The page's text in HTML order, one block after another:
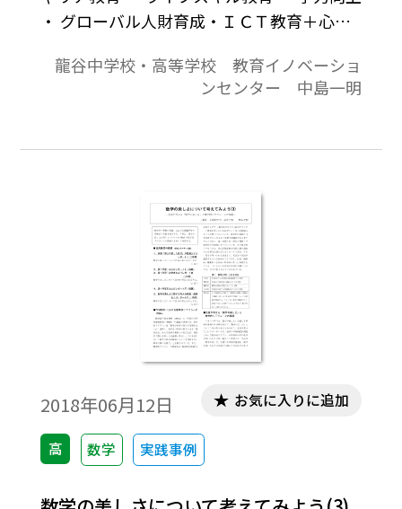
・ グローバル人財育成・ＩＣＴ教育＋心の
要となる 「人間力」 を培っています。本稿
では、本校での実践を紹介します。
龍谷中学校・高等学校 教育イノベーショ
ンセンター 中島一明
2018年06月12日
高 数学 実践事例
お気に入りに追加